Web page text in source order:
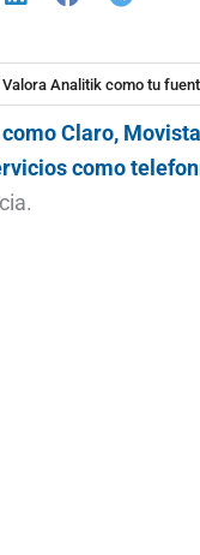
Valora Analitik como tu
Claro,
como